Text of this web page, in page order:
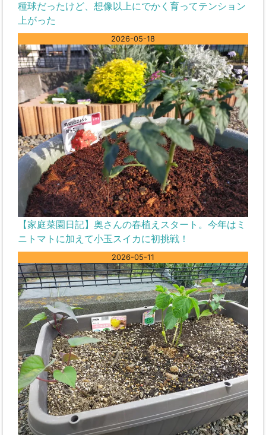
種球だったけど、想像以上にでかく育ってテンション
上がった
2026-05-18
【家庭菜園日記】奥さんの春植えスタート。今年はミ
ニトマトに加えて小玉スイカに初挑戦！
2026-05-11